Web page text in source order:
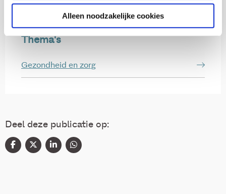
Alleen noodzakelijke cookies
Thema's
Gezondheid en zorg
Deel deze publicatie op: